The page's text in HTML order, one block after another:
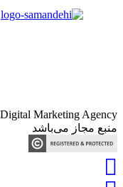
منبع مجاز می‌باشد